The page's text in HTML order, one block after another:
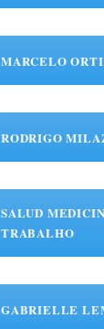
MARCELO
RODRIGO
SALUD
TRABALHO
GABRIELLE